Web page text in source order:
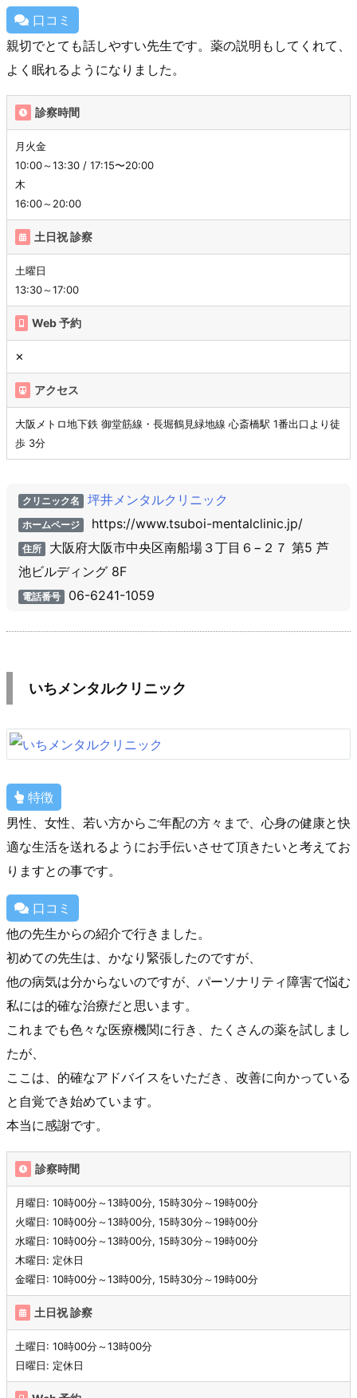
口コミ
親切でとても話しやすい先生です。薬の説明もしてくれて、
よく眠れるようになりました。
診察時間
月火金
10:00～13:30 / 17:15〜20:00
木
16:00～20:00
土日祝 診察
土曜日
13:30～17:00
Web 予約
✕
アクセス
大阪メトロ地下鉄 御堂筋線・長堀鶴見緑地線 心斎橋駅 1番出口より徒
歩 3分
クリニック名 坪井メンタルクリニック
ホームページ https://www.tsuboi-mentalclinic.jp/
住所 大阪府大阪市中央区南船場３丁目６−２７ 第5 芦
池ビルディング 8F
電話番号 06-6241-1059
いちメンタルクリニック
特徴
男性、女性、若い方からご年配の方々まで、心身の健康と快
適な生活を送れるようにお手伝いさせて頂きたいと考えてお
りますとの事です。
口コミ
他の先生からの紹介で行きました。
初めての先生は、かなり緊張したのですが、
他の病気は分からないのですが、パーソナリティ障害で悩む
私には的確な治療だと思います。
これまでも色々な医療機関に行き、たくさんの薬を試しまし
たが、
ここは、的確なアドバイスをいただき、改善に向かっている
と自覚でき始めています。
本当に感謝です。
診察時間
月曜日: 10時00分～13時00分, 15時30分～19時00分
火曜日: 10時00分～13時00分, 15時30分～19時00分
水曜日: 10時00分～13時00分, 15時30分～19時00分
木曜日: 定休日
金曜日: 10時00分～13時00分, 15時30分～19時00分
土日祝 診察
土曜日: 10時00分～13時00分
日曜日: 定休日